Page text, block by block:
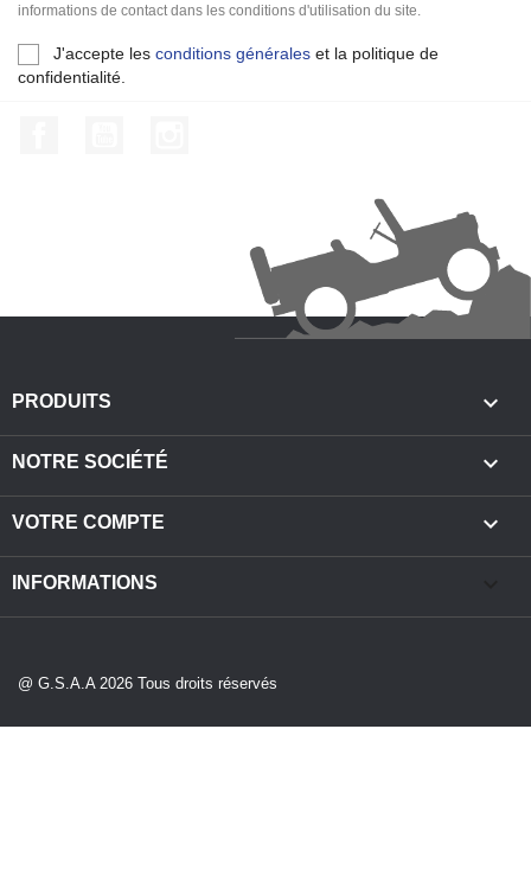
informations de contact dans les conditions d'utilisation du site.
J'accepte les conditions générales et la politique de
confidentialité.
PRODUITS 
NOTRE SOCIÉTÉ 
VOTRE COMPTE 
INFORMATIONS
@ G.S.A.A 2026 Tous droits réservés